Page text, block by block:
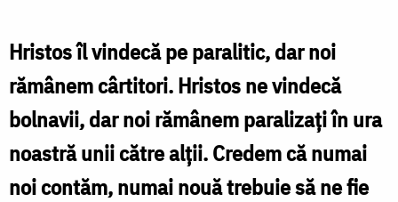
paralizia
noastră
nevindecabilă
Foto:
Hristos îl vindecă pe paralitic, dar noi
rămânem cârtitori. Hristos ne vindecă
bolnavii, dar noi rămânem paralizați în ura
noastră unii către alții. Credem că numai
noi contăm, numai nouă trebuie să ne fie